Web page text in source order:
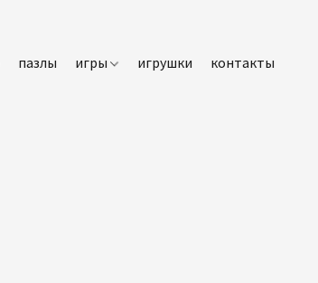
пазлы игры игрушки контакты